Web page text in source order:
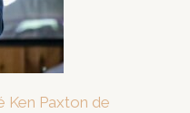
Ken Paxton de